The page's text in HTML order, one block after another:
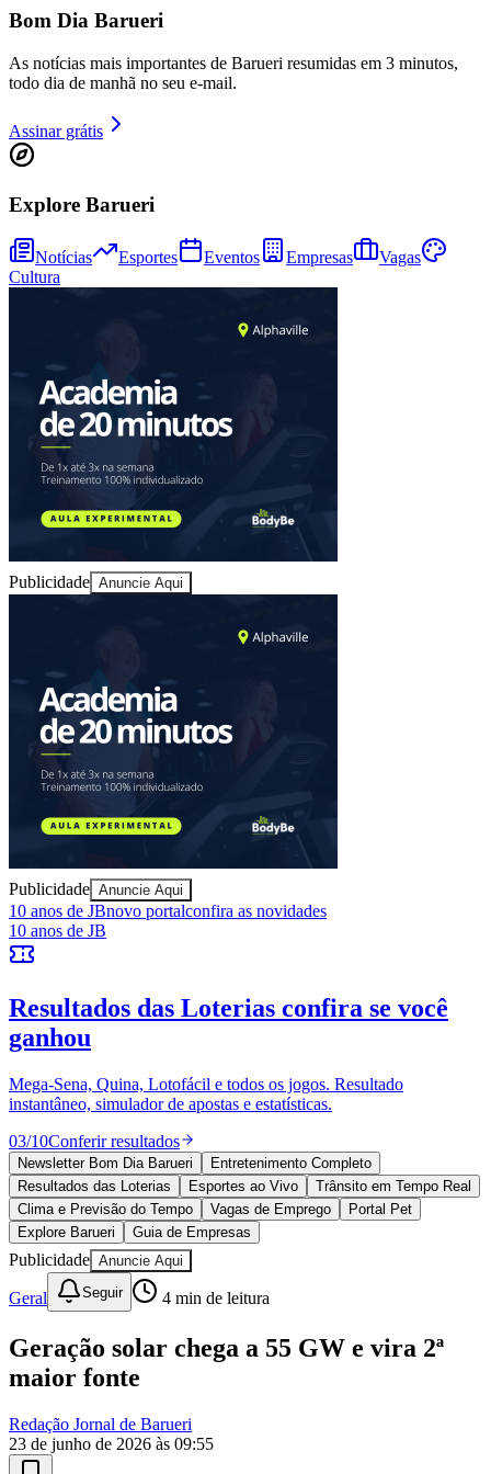
Juventude
Goiás
Bom Dia Barueri
As notícias mais importantes de Barueri resumidas em 3 minutos,
todo dia de manhã no seu e-mail.
Assinar grátis
Explore Barueri
Notícias Esportes Eventos Empresas
Vagas
Cultura
Publicidade Anuncie Aqui
Publicidade Anuncie Aqui
10 anos de JBnovo portalconfira as novidades
10 anos de JB
Resultados das Loterias confira se você
ganhou
Mega-Sena, Quina, Lotofácil e todos os jogos. Resultado
instantâneo, simulador de apostas e estatísticas.
03/10Conferir resultados
Newsletter Bom Dia Barueri
Entretenimento Completo
Resultados das Loterias
Esportes ao Vivo
Trânsito em Tempo Real
Clima e Previsão do Tempo
Vagas de Emprego
Portal Pet
Explore Barueri
Guia de Empresas
Publicidade Anuncie Aqui
Geral Seguir 4 min de leitura
Geração solar chega a 55 GW e vira 2ª
maior fonte
Redação Jornal de Barueri
23 de junho de 2026 às 09:55